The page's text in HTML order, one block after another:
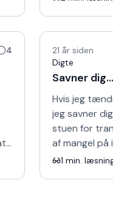
4
21 år siden
Digte
Savner dig...
Hvis jeg
jeg savner
stuen for
af mangel på
jeg dig
1 min.